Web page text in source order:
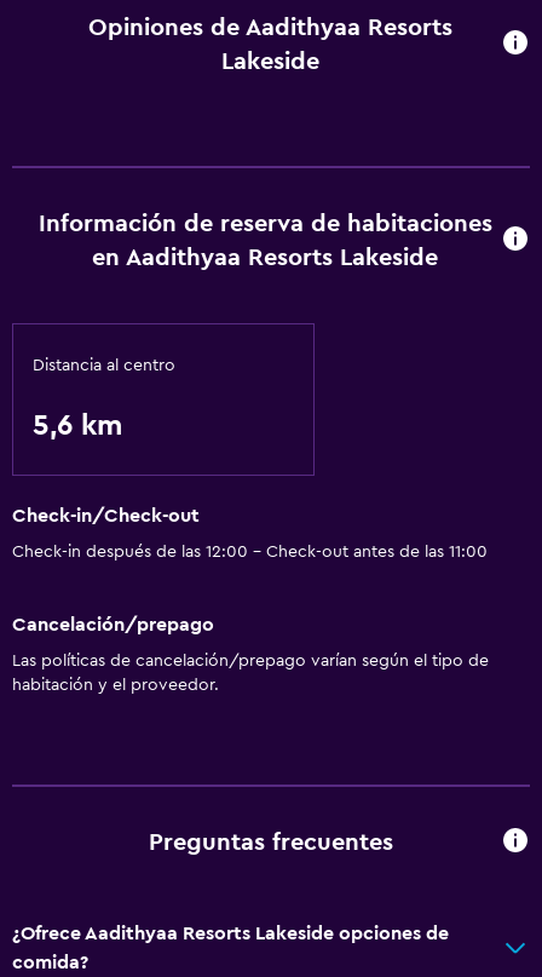
Opiniones de Aadithyaa Resorts
Lakeside
Información de reserva de habitaciones
en Aadithyaa Resorts Lakeside
Distancia al centro
5,6 km
Check-in/Check-out
Check-in después de las 12:00 - Check-out antes de las 11:00
Cancelación/prepago
Las políticas de cancelación/prepago varían según el tipo de
habitación y el proveedor.
Preguntas frecuentes
¿Ofrece Aadithyaa Resorts Lakeside opciones de
comida?